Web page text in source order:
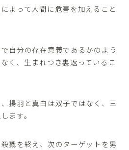
よって人間に危害を加えること
自分の存在意義であるかのよう
く、生まれつき裏返っているこ
揚羽と真白は双子ではなく、三
ます。
戮を終え、次のターゲットを男